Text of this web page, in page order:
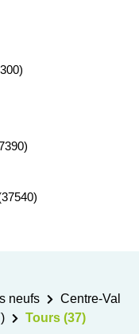
gratuitement à
dans votre
neufs
Centre-Val
Tours (37)